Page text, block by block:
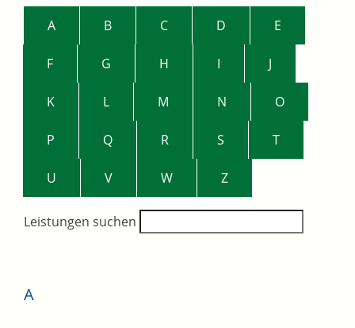
A B C D E
F G H I J
K L M N O
P Q R S T
U V W Z
Leistungen suchen
A